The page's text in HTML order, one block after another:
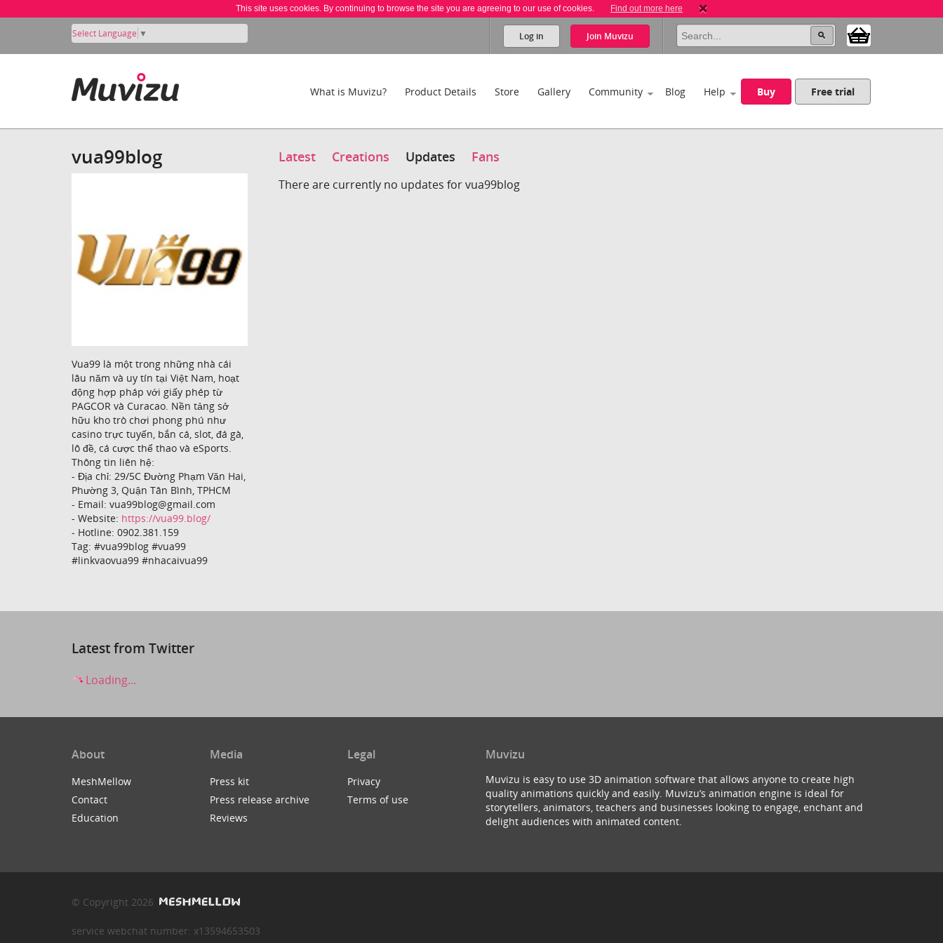
This site uses cookies. By continuing to browse the site you are agreeing to our use of cookies. Find out more here
Select Language ▼ Log in Join Muvizu
What is Muvizu? Product Details Store Gallery Community Blog Help Buy Free trial
vua99blog
Vua99 là một trong những nhà cái
lâu năm và uy tín tại Việt Nam, hoạt
động hợp pháp với giấy phép từ
PAGCOR và Curacao. Nền tảng sở
hữu kho trò chơi phong phú như
casino trực tuyến, bắn cá, slot, đá gà,
lô đề, cá cược thể thao và eSports.
Thông tin liên hệ:
- Địa chỉ: 29/5C Đường Phạm Văn Hai,
Phường 3, Quận Tân Bình, TPHCM
- Email: vua99blog@gmail.com
- Website: https://vua99.blog/
- Hotline: 0902.381.159
Tag: #vua99blog #vua99
#linkvaovua99 #nhacaivua99
Latest Creations Updates Fans
There are currently no updates for vua99blog
Latest from Twitter
Loading...
About
MeshMellow
Contact
Education
Media
Press kit
Press release archive
Reviews
Legal
Privacy
Terms of use
Muvizu
Muvizu is easy to use 3D animation software that allows anyone to create high
quality animations quickly and easily. Muvizu’s animation engine is ideal for
storytellers, animators, teachers and businesses looking to engage, enchant and
delight audiences with animated content.
© Copyright 2026
service webchat number: x13594653503